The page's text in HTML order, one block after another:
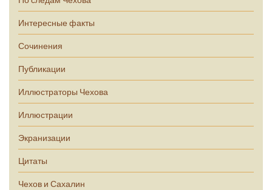
Интересные факты
Сочинения
Публикации
Иллюстраторы Чехова
Иллюстрации
Экранизации
Цитаты
Чехов и Сахалин